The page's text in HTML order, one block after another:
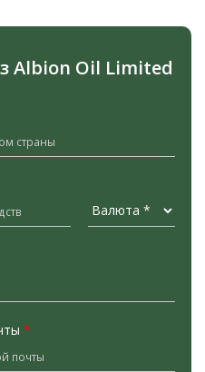
Albion Oil Limited
*